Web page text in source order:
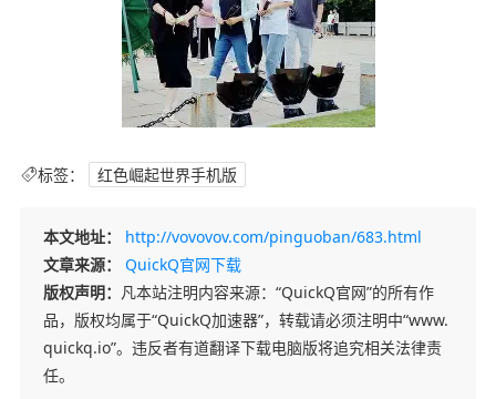
标签： 红色崛起世界手机版
本文地址：
http://vovovov.com/pinguoban/683.html
文章来源：
QuickQ官网下载
版权声明： 凡本站注明内容来源：“QuickQ官网”的所有作
品，版权均属于“QuickQ加速器”，转载请必须注明中“www.
quickq.io”。违反者有道翻译下载电脑版将追究相关法律责
任。